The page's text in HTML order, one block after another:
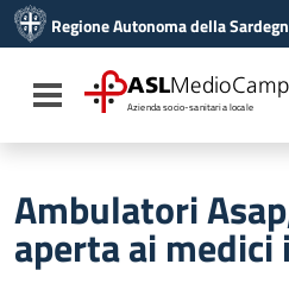
Vai al menu di navigazione
Vai al footer
Regione Autonoma della
Toggle navigation
ASL
Azienda socio-sanitaria locale
Ambulatori
aperta ai medici